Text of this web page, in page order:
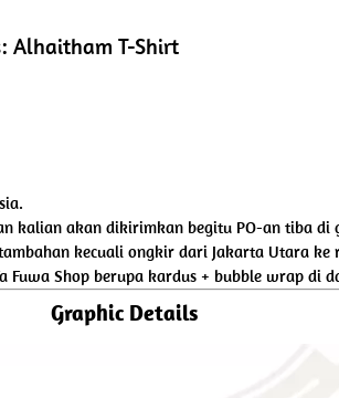
Alhaitham T-Shirt
kalian akan dikirimkan begitu PO-an tiba di
kecuali ongkir dari Jakarta Utara ke
Fuwa Shop berupa kardus + bubble wrap di
Graphic Details